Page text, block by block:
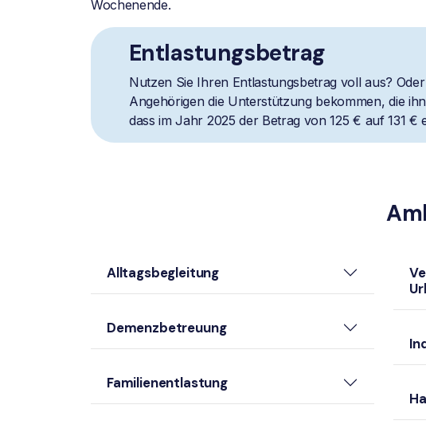
Wochenende.
Entlastungsbetrag
Nutzen Sie Ihren Entlastungsbetrag voll aus?
Angehörigen die Unterstützung bekommen, die
dass im Jahr 2025 der Betrag von 125 € auf 131 €
Alltagsbegleitung
Demenzbetreuung
Familienentlastung